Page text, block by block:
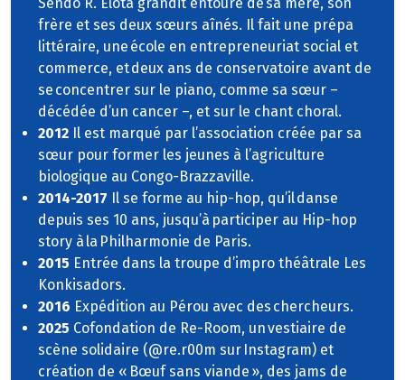
frère et ses deux sœurs aînés. Il fait une prépa
littéraire, une école en entrepreneuriat social et
commerce, et deux ans de conservatoire avant de
se concentrer sur le piano, comme sa sœur –
décédée d’un cancer –, et sur le chant choral.
2012 Il est marqué par l’association créée par sa
sœur pour former les jeunes à l’agriculture
biologique au Congo-Brazzaville.
2014-2017 Il se forme au hip-hop, qu’il danse
depuis ses 10 ans, jusqu’à participer au Hip-hop
story à la Philharmonie de Paris.
2015 Entrée dans la troupe d’impro théâtrale Les
Konkisadors.
2016 Expédition au Pérou avec des chercheurs.
2025 Cofondation de Re-Room, un vestiaire de
scène solidaire (@re.r00m sur Instagram) et
création de « Bœuf sans viande », des jams de